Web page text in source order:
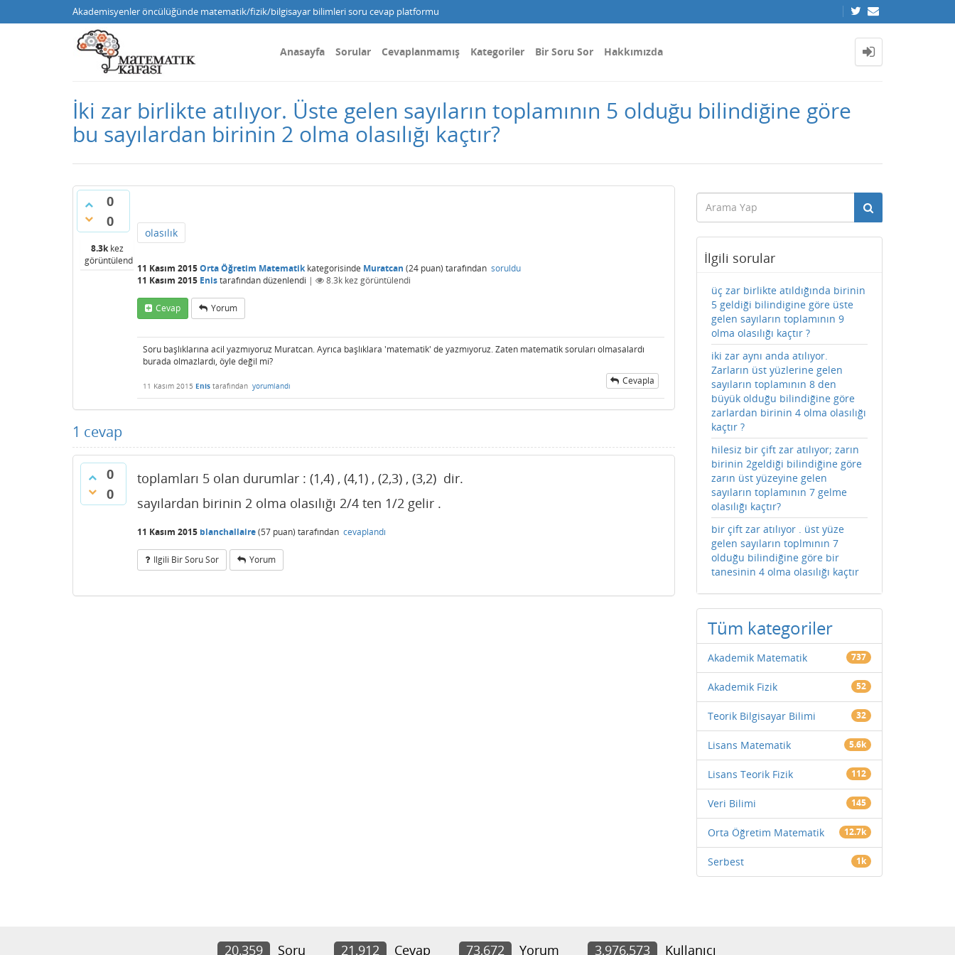
Akademisyenler öncülüğünde matematik/fizik/bilgisayar bilimleri soru cevap platformu
Anasayfa Sorular Cevaplanmamış Kategoriler Bir Soru Sor Hakkımızda
İki zar birlikte atılıyor. Üste gelen sayıların toplamının 5 olduğu bilindiğine göre
bu sayılardan birinin 2 olma olasılığı kaçtır?
0
0
8.3kkez
görüntülendi
olasılık
11 Kasım 2015Orta Öğretim Matematikkategorisinde Muratcan (24 puan) tarafından soruldu
11 Kasım 2015 Enistarafındandüzenlendi | 8.3k kez görüntülendi
Cevap Yorum
Soru başlıklarına acil yazmıyoruz Muratcan. Ayrıca başlıklara 'matematik' de yazmıyoruz. Zaten matematik soruları olmasalardı
burada olmazlardı, öyle değil mi?
11 Kasım 2015 Enis tarafından yorumlandı Cevapla
1 cevap
0
0
toplamları 5 olan durumlar : (1,4) , (4,1) , (2,3) , (3,2) dir.
sayılardan birinin 2 olma olasılığı 2/4 ten 1/2 gelir .
11 Kasım 2015 blanchallaire(57 puan) tarafından cevaplandı
Ilgili Bir Soru Sor Yorum
İlgili sorular
üç zar birlikte atıldığında birinin
5 geldiği bilindigine göre üste
gelen sayıların toplamının 9
olma olasılığı kaçtır ?
iki zar aynı anda atılıyor.
Zarların üst yüzlerine gelen
sayıların toplamının 8 den
büyük olduğu bilindiğine göre
zarlardan birinin 4 olma olasılığı
kaçtır ?
hilesiz bir çift zar atılıyor; zarın
birinin 2geldiği bilindiğine göre
zarın üst yüzeyine gelen
sayıların toplamının 7 gelme
olasılığı kaçtır?
bir çift zar atılıyor . üst yüze
gelen sayıların toplmının 7
olduğu bilindiğine göre bir
tanesinin 4 olma olasılığı kaçtır
Tüm kategoriler
Akademik Matematik 737
Akademik Fizik 52
Teorik Bilgisayar Bilimi 32
Lisans Matematik 5.6k
Lisans Teorik Fizik 112
Veri Bilimi 145
Orta Öğretim Matematik 12.7k
Serbest 1k
20,359 Soru 21,912 Cevap 73,672 Yorum 3,976,573 Kullanıcı